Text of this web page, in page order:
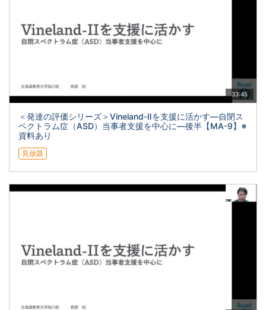
33:45
＜発達の評価シリーズ＞Vineland-Ⅱを支援に活かす―自閉ス
ペクトラム症（ASD）当事者支援を中心に―後半【MA-9】※
資料あり
見放題